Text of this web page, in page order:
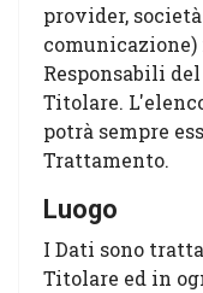
provider,
comunicazione)
Responsabili
Titolare.
potrà sempre
Trattamento.
Luogo
I Dati sono
Titolare ed in